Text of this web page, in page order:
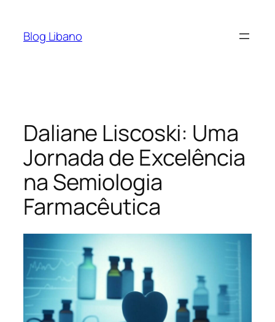
Blog Libano
Daliane Liscoski: Uma
Jornada de Excelência
na Semiologia
Farmacêutica